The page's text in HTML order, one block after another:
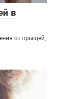
в
от прыщей,